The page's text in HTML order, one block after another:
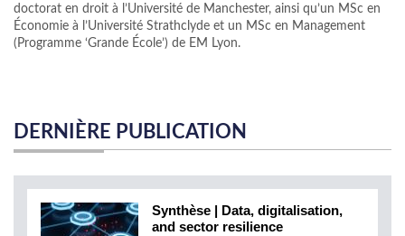
doctorat en droit à l’Université de Manchester, ainsi qu’un MSc en
Économie à l’Université Strathclyde et un MSc en Management
(Programme ‘Grande École’) de EM Lyon.
DERNIÈRE PUBLICATION
Synthèse | Data, digitalisation,
and sector resilience